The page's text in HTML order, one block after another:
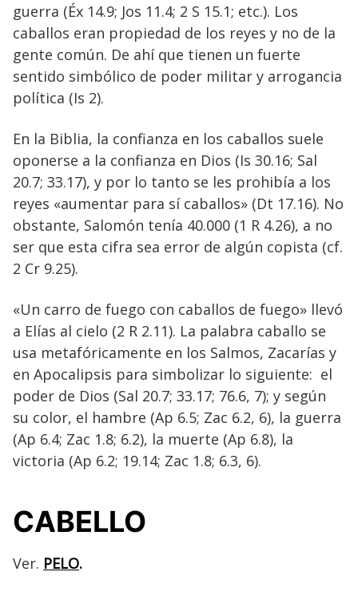
guerra (Éx 14.9; Jos 11.4; 2 S 15.1; etc.). Los
caballos eran propiedad de los reyes y no de la
gente común. De ahí que tienen un fuerte
sentido simbólico de poder militar y arrogancia
política (Is 2).
En la Biblia, la confianza en los caballos suele
oponerse a la confianza en Dios (Is 30.16; Sal
20.7; 33.17), y por lo tanto se les prohibía a los
reyes «aumentar para sí caballos» (Dt 17.16). No
obstante, Salomón tenía 40.000 (1 R 4.26), a no
ser que esta cifra sea error de algún copista (cf.
2 Cr 9.25).
«Un carro de fuego con caballos de fuego» llevó
a Elías al cielo (2 R 2.11). La palabra caballo se
usa metafóricamente en los Salmos, Zacarías y
en Apocalipsis para simbolizar lo siguiente: el
poder de Dios (Sal 20.7; 33.17; 76.6, 7); y según
su color, el hambre (Ap 6.5; Zac 6.2, 6), la guerra
(Ap 6.4; Zac 1.8; 6.2), la muerte (Ap 6.8), la
victoria (Ap 6.2; 19.14; Zac 1.8; 6.3, 6).
CABELLO
Ver. PELO.